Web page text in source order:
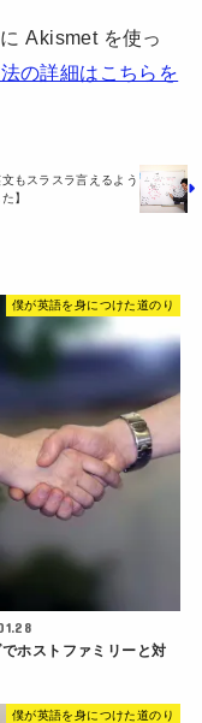
Akismet を使っ
の詳細はこちらを
文もスラスラ言えるよう
】
僕が英語を身につけた道のり
でホストファミリーと対
僕が英語を身につけた道のり